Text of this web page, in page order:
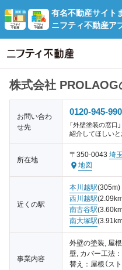
有名不動産サイト
ニフティ不動産ア
株式会社 PROLAOG
お問い合わ
せ先
0120-945-990
「外壁塗装の窓口
紹介してほしいと
所在地
〒350-0043 埼
地図
近くの駅
本川越駅(305m)
西川越駅
南古谷駅
南大塚駅
事業内容
外壁の塗装, 屋
壁, カバー工法
替え：屋根（ス